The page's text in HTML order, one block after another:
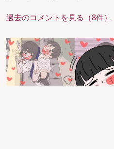
過去のコメントを見る（8件）